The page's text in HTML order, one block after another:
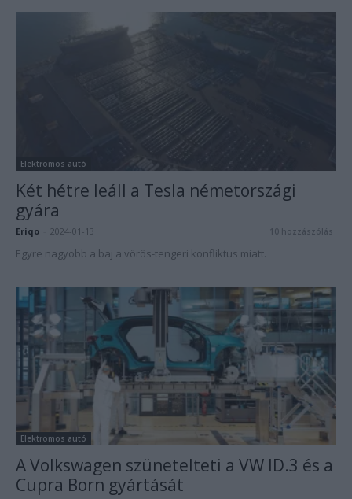
Elektromos autó
Két hétre leáll a Tesla németországi
gyára
Eriqo 2024-01-13 10 hozzászólás
Egyre nagyobb a baj a vörös-tengeri konfliktus miatt.
Elektromos autó
A Volkswagen szünetelteti a VW ID.3 és a
Cupra Born gyártását